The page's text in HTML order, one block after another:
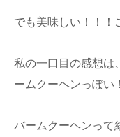
でも美味しい！！！
私の一口目の感想は
ームクーヘンっぽい
バームクーヘンって